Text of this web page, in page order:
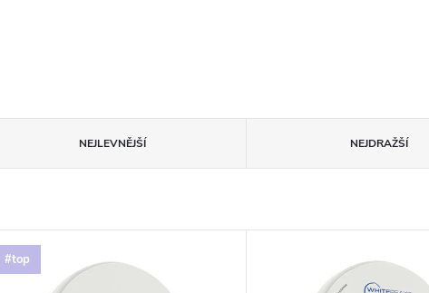
NEJLEVNĚJŠÍ NEJDRAŽŠÍ
#top